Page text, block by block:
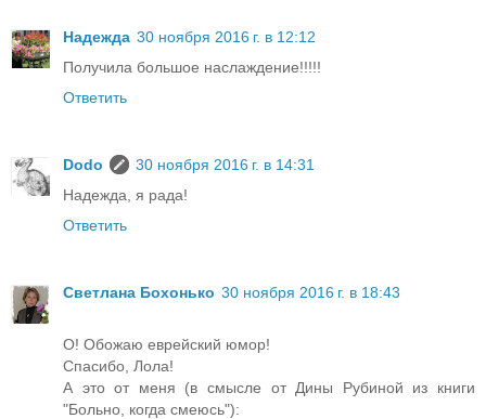
Надежда 30 ноября 2016 г. в 12:12
Получила большое наслаждение!!!!!
Ответить
Dodo
30 ноября 2016 г. в 14:31
Надежда, я рада!
Ответить
Светлана Бохонько 30 ноября 2016 г. в 18:43
О! Обожаю еврейский юмор!
Спасибо, Лола!
А это от меня (в смысле от Дины Рубиной из книги
"Больно, когда смеюсь"):